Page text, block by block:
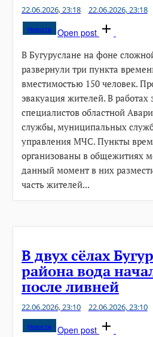
22.06.2026, 23:18 22.06.2026, 23:18
Новости
Open post
В Бугуруслане на фоне
развернули три пункта
вместимостью 150 человек.
эвакуация жителей. В работах
специалистов областной
службы, муниципальных
управления МЧС. Пункты
организованы в общежитиях
данный момент в них
часть жителей...
В двух сёлах
района вода
после ливней
22.06.2026, 23:10 22.06.2026, 23:10
Новости
Open post